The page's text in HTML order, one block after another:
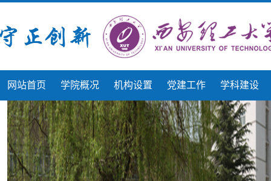
网站首页 学院概况 机构设置 党建工作 学科建设